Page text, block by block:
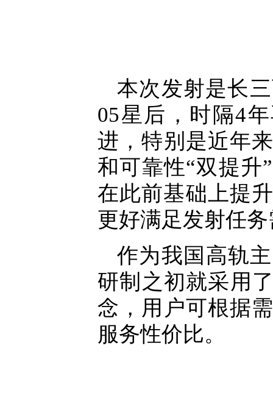
本次发射是长
05星后，时隔4
进，特别是近年
和可靠性“双提升
在此前基础上提
更好满足发射任
作为我国高轨
研制之初就采用
念，用户可根据
服务性价比。